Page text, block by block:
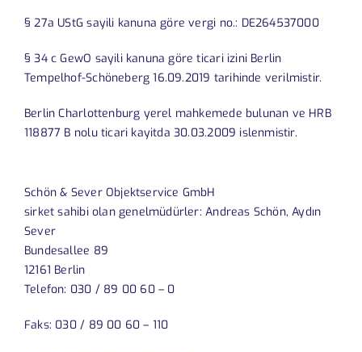
§ 27a UStG sayili kanuna göre vergi no.: DE264537000
§ 34 c GewO sayili kanuna göre ticari izini Berlin
Tempelhof-Schöneberg 16.09.2019 tarihinde verilmistir.
Berlin Charlottenburg yerel mahkemede bulunan ve HRB
118877 B nolu ticari kayitda 30.03.2009 islenmistir.
Schön & Sever Objektservice GmbH
sirket sahibi olan genelmüdürler: Andreas Schön, Aydın
Sever
Bundesallee 89
12161 Berlin
Telefon: 030 / 89 00 60 – 0
Faks: 030 / 89 00 60 – 110